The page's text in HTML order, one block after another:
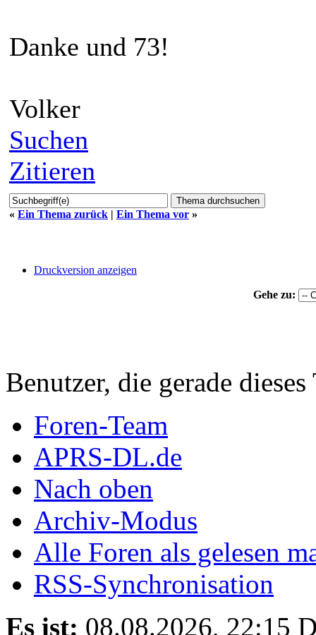
Danke und 73!
Volker
Suchen
Zitieren
« Ein Thema zurück | Ein Thema vor »
Druckversion anzeigen
Gehe zu:
Benutzer, die gerade
Foren-Team
APRS-DL.de
Nach oben
Archiv-Modus
Alle Foren als gelesen
RSS-Synchronisation
Es ist: 08.08.2026, 22:15